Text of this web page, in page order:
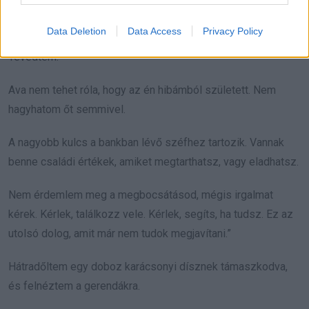
Data Deletion Data Access Privacy Policy
Azt mondogattam magamnak, hogy csak átmeneti. Hogy
rendbe hozom, mielőtt valaha megtudnád.
Tévedtem.
Ava nem tehet róla, hogy az én hibámból született. Nem
hagyhatom őt semmivel.
A nagyobb kulcs a bankban lévő széfhez tartozik. Vannak
benne családi értékek, amiket megtarthatsz, vagy eladhatsz.
Nem érdemlem meg a megbocsátásod, mégis irgalmat
kérek. Kérlek, találkozz vele. Kérlek, segíts, ha tudsz. Ez az
utolsó dolog, amit már nem tudok megjavítani.”
Hátradőltem egy doboz karácsonyi dísznek támaszkodva,
és felnéztem a gerendákra.